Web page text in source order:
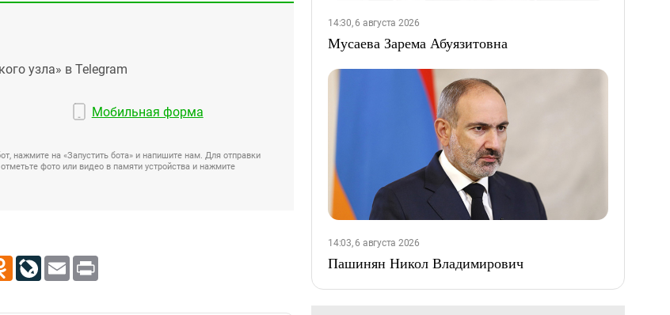
узла» в Telegram
Мобильная форма
нажмите на «Запустить бота» и напишите нам. Для отправки
фото или видео в памяти устройства и нажмите
Odnoklassniki
LiveJournal
Email
14:30, 6 августа 2026
Мусаева Зарема Абуязитовна
14:03, 6 августа 2026
Пашинян Никол Владимирович